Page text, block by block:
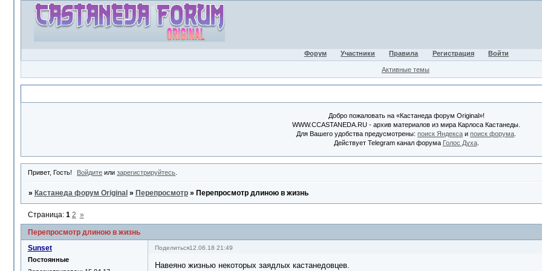
Форум Участники Правила Регистрация Войти
Активные темы
Добро пожаловать на «Кастанеда форум Original»!
WWW.CCASTANEDA.RU - архив материалов из мира Карлоса Кастанеды.
Для Вашего удобства предусмотрены:поиск Яндекса ипоиск форума
Действует Telegram канал форума Голос Духа.
Привет, Гость! Войдите илизарегистрируйтесь
» Кастанеда форум Original » Перепросмотр » Перепросмотр длиною в жизнь
Перепросмотр длиною в жизнь
Страница: 1 2 »
Поделиться12.06.18 21:49
Sunset
Постоянные
Навеяно жизнью некоторых заядлых кастанедовцев.